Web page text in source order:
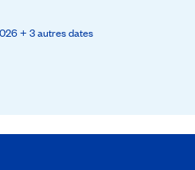
+ 3 autres dates